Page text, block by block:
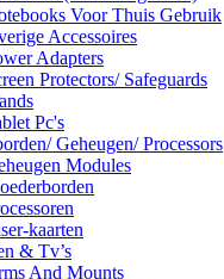
Voor Thuis Gebruik
Accessoires
Adapters
Protectors/ Safeguards
Pc's
Geheugen/ Processors
Modules
kaarten
& Tv’s
And Mounts